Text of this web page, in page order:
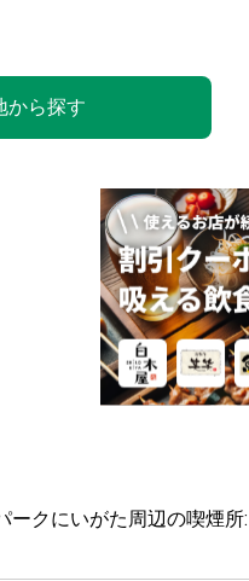
から探す
クにいがた周辺の喫煙所: